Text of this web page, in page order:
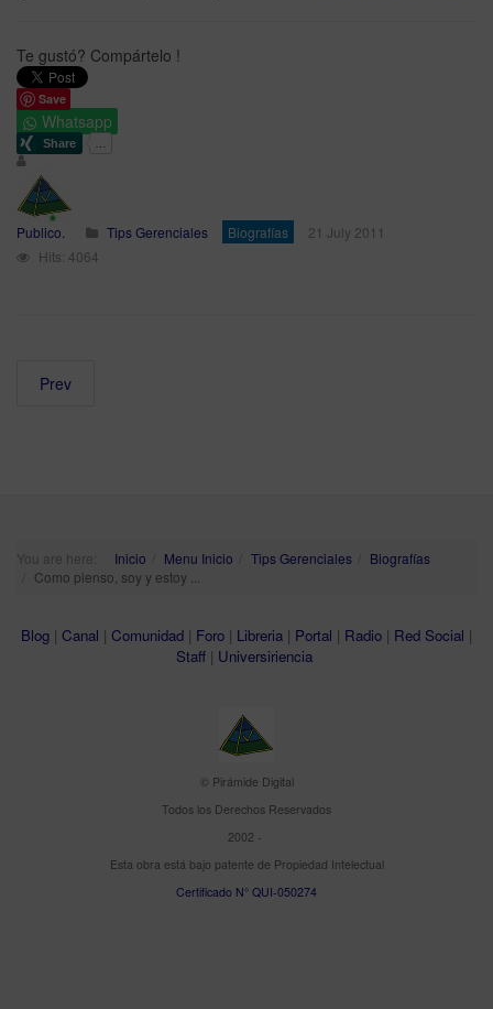
Te gustó? Compártelo !
Save
Whatsapp
Publico. Tips Gerenciales Biografías
21 July 2011
Hits: 4064
Prev
You are here: Inicio Menu Inicio Tips Gerenciales
Biografías
Como pienso, soy y estoy ...
Blog | Canal | Comunidad | Foro | Libreria | Portal | Radio | Red Social |
Staff | Universiriencia
© Pirámide Digital
Todos los Derechos Reservados
2002 -
Esta obra está bajo patente de Propiedad Intelectual
Certificado N° QUI-050274